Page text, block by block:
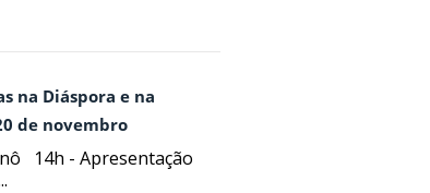
na Diáspora e na
de novembro
14h - Apresentação